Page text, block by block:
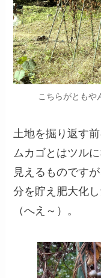
こちらがともや
土地を掘り返す
ムカゴとはツル
見えるものです
分を貯え肥大化
（へえ～）。